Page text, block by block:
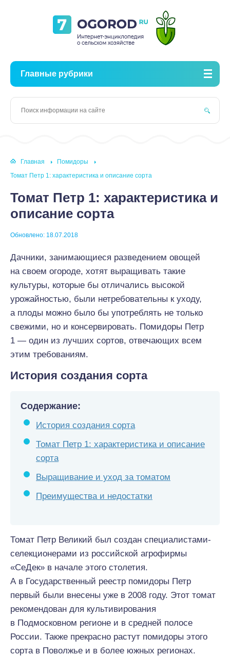
Главные рубрики
Главная
Помидоры
Томат Петр 1: характеристика и описание сорта
Томат Петр 1: характеристика и
описание сорта
Обновлено: 18.07.2018
Дачники, занимающиеся разведением овощей
на своем огороде, хотят выращивать такие
культуры, которые бы отличались высокой
урожайностью, были нетребовательны к уходу,
а плоды можно было бы употреблять не только
свежими, но и консервировать. Помидоры Петр
1 — один из лучших сортов, отвечающих всем
этим требованиям.
История создания сорта
Содержание:
История создания сорта
Томат Петр 1: характеристика и описание
сорта
Выращивание и уход за томатом
Преимущества и недостатки
Томат Петр Великий был создан специалистами-
селекционерами из российской агрофирмы
«СеДек» в начале этого столетия.
А в Государственный реестр помидоры Петр
первый были внесены уже в 2008 году. Этот томат
рекомендован для культивирования
в Подмосковном регионе и в средней полосе
России. Также прекрасно растут помидоры этого
сорта в Поволжье и в более южных регионах.